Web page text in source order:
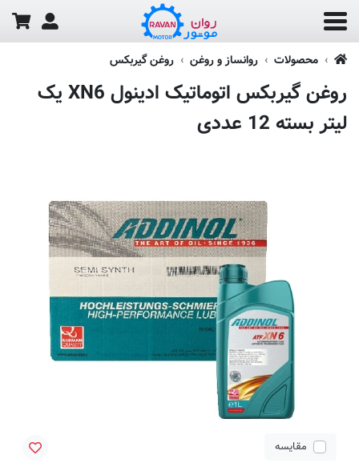
محصولات روانساز و روغن روغن گیربکس
روغن گیربکس اتوماتیک ادینول XN6 یک
لیتر بسته 12 عددی
مقایسه